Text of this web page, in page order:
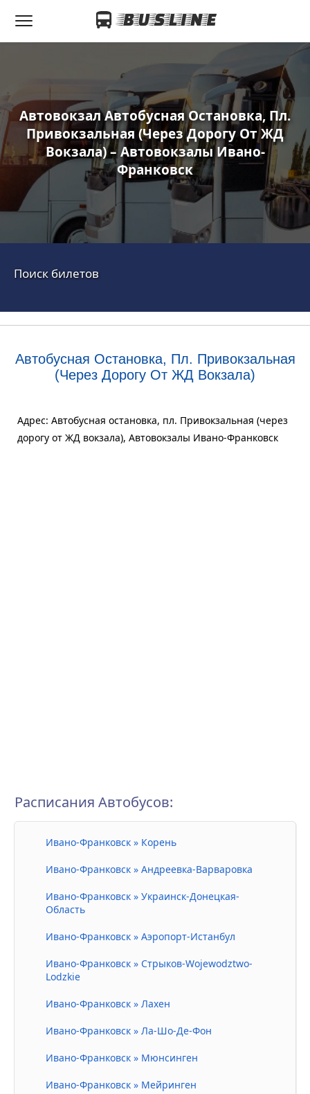
Автовокзал Автобусная Остановка, Пл.
Привокзальная (через Дорогу От ЖД
Вокзала) – Автовокзалы Ивано-
Франковск
Поиск билетов
Автобусная Остановка, Пл. Привокзальная
(через Дорогу От ЖД Вокзала)
Адрес: Автобусная остановка, пл. Привокзальная (через
дорогу от ЖД вокзала), Автовокзалы Ивано-Франковск
Расписания Автобусов:
Ивано-Франковск » Корень
Ивано-Франковск » Андреевка-Варваровка
Ивано-Франковск » Украинск-Донецкая-
Область
Ивано-Франковск » Аэропорт-Истанбул
Ивано-Франковск » Стрыков-Wojewodztwo-
Lodzkie
Ивано-Франковск » Лахен
Ивано-Франковск » Ла-Шо-Де-Фон
Ивано-Франковск » Мюнсинген
Ивано-Франковск » Мейринген